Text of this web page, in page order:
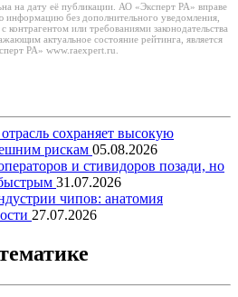
на дату её публикации. АО «Эксперт РА» вправе
информацию без дополнительного уведомления,
или требованиями законодательства
актуальное состояние рейтинга, является
РА» www.raexpert.ru.
сохраняет высокую
рискам 05.08.2026
и стивидоров позади, но
31.07.2026
чипов: анатомия
27.07.2026